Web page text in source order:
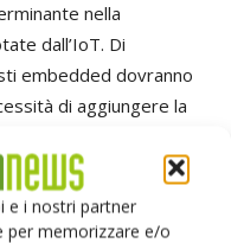
e i nostri partner
per memorizzare e/o
nella
dall’IoT. Di
embedded dovranno
di aggiungere la
a basso consumo
Sub-GHz è una
concorrenti in